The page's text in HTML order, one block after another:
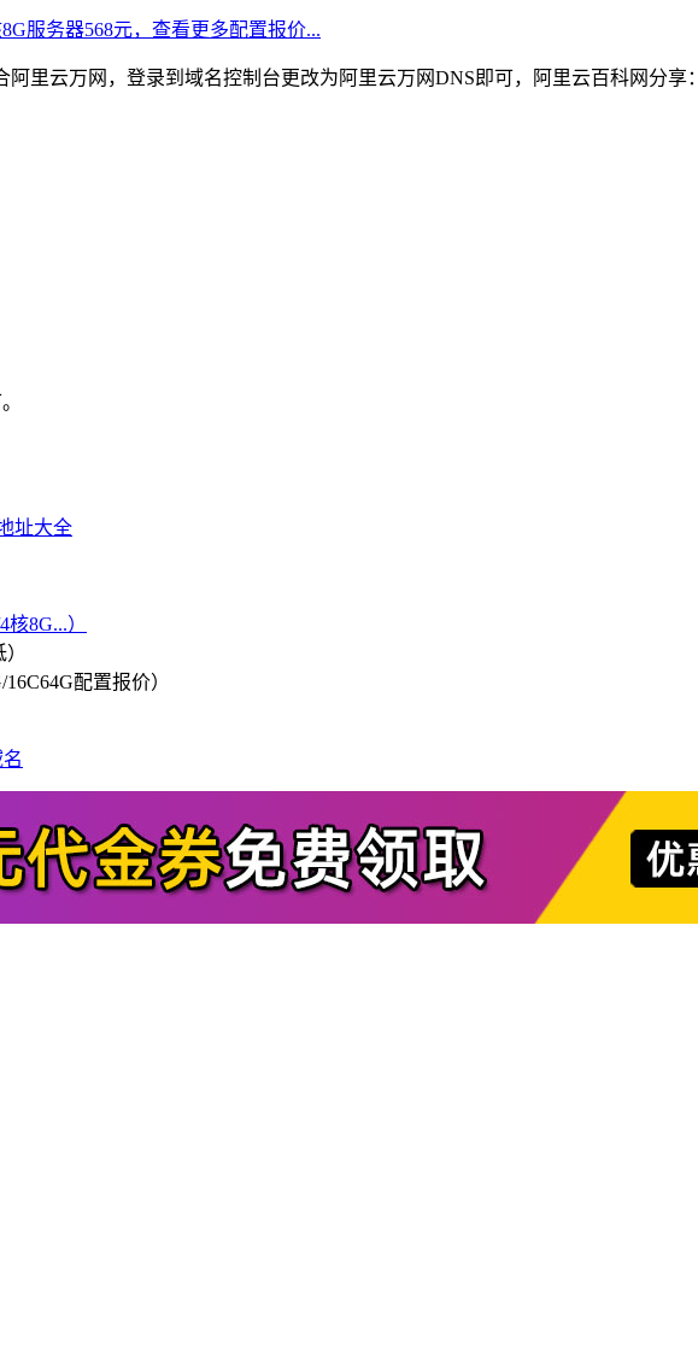
服务器568元，查看更多配置报价...
里云万网，登录到域名控制台更改为阿里云万网DNS即可，阿里云百科网分享：
址大全
8G...）
16C64G配置报价）